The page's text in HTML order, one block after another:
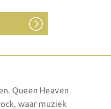
Queen Heaven
waar muziek